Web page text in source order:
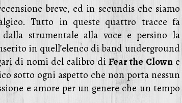
breve, ed in secundis che siamo
Tutto in queste quattro tracce fa
strumentale alla voce e persino la
in quell’elenco di band underground
di nomi del calibro diFear the Clowne
sotto ogni aspetto che non porta nessun
e amore per un genere che un tempo